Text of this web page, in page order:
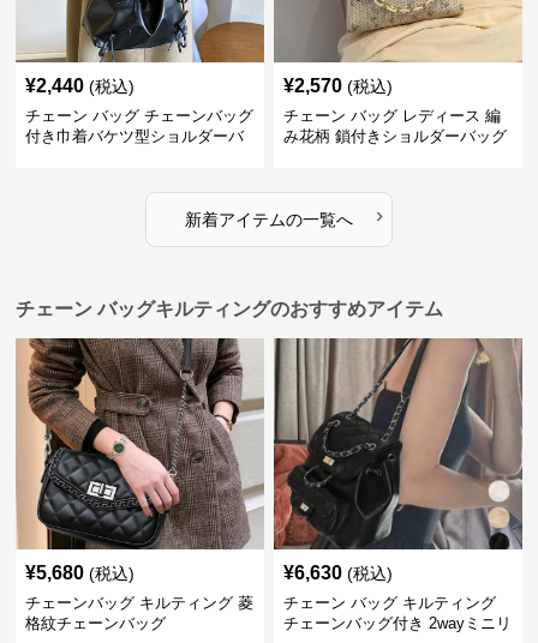
¥2,440 (税込)
チェーン バッグ チェーンバッグ
付き巾着バケツ型ショルダーバ
¥2,570 (税込)
チェーン バッグ レディース 編
み花柄 鎖付きショルダーバッグ
新着アイテムの一覧へ ›
チェーン バッグキルティングのおすすめアイテム
¥5,680 (税込)
チェーンバッグ キルティング 菱
格紋チェーンバッグ
¥6,630 (税込)
チェーン バッグ キルティング
チェーンバッグ付き 2wayミニリ